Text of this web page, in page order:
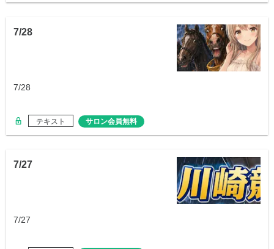
7/28
7/28
テキスト サロン会員無料
7/27
7/27